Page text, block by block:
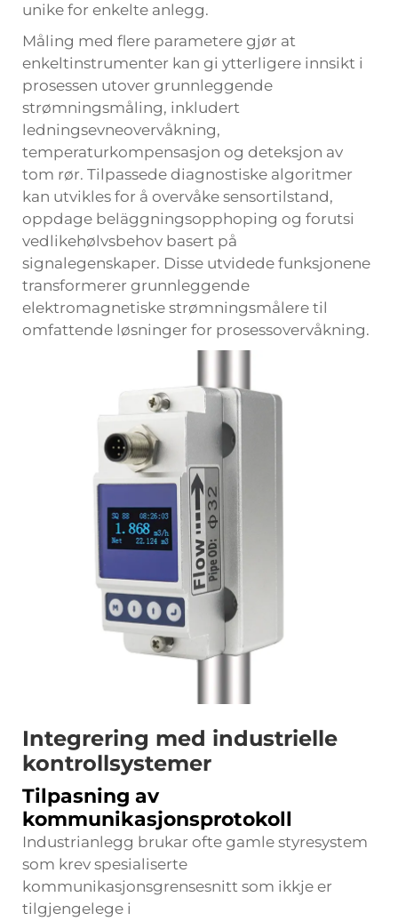
unike for enkelte anlegg.
Måling med flere parametere gjør at
enkeltinstrumenter kan gi ytterligere innsikt i
prosessen utover grunnleggende
strømningsmåling, inkludert
ledningsevneovervåkning,
temperaturkompensasjon og deteksjon av
tom rør. Tilpassede diagnostiske algoritmer
kan utvikles for å overvåke sensortilstand,
oppdage beläggningsopphoping og forutsi
vedlikehølvsbehov basert på
signalegenskaper. Disse utvidede funksjonene
transformerer grunnleggende
elektromagnetiske strømningsmålere til
omfattende løsninger for prosessovervåkning.
Integrering med industrielle
kontrollsystemer
Tilpasning av
kommunikasjonsprotokoll
Industrianlegg brukar ofte gamle styresystem
som krev spesialiserte
kommunikasjonsgrensesnitt som ikkje er
tilgjengelege i